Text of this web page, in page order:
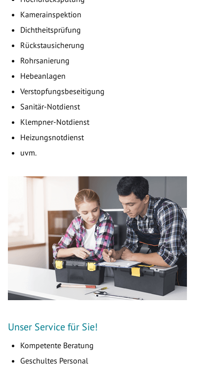
Kamerainspektion
Dichtheitsprüfung
Rückstausicherung
Rohrsanierung
Hebeanlagen
Verstopfungsbeseitigung
Sanitär-Notdienst
Klempner-Notdienst
Heizungsnotdienst
uvm.
Unser Service für Sie!
Kompetente Beratung
Geschultes Personal